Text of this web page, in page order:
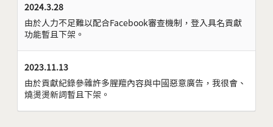
2024.3.28
由於人力不足難以配合Facebook審查機制，登入具名貢獻
功能暫且下架。
2023.11.13
由於貢獻紀錄參雜許多腥羶內容與中國惡意廣告，我很會、
燒燙燙新詞暫且下架。